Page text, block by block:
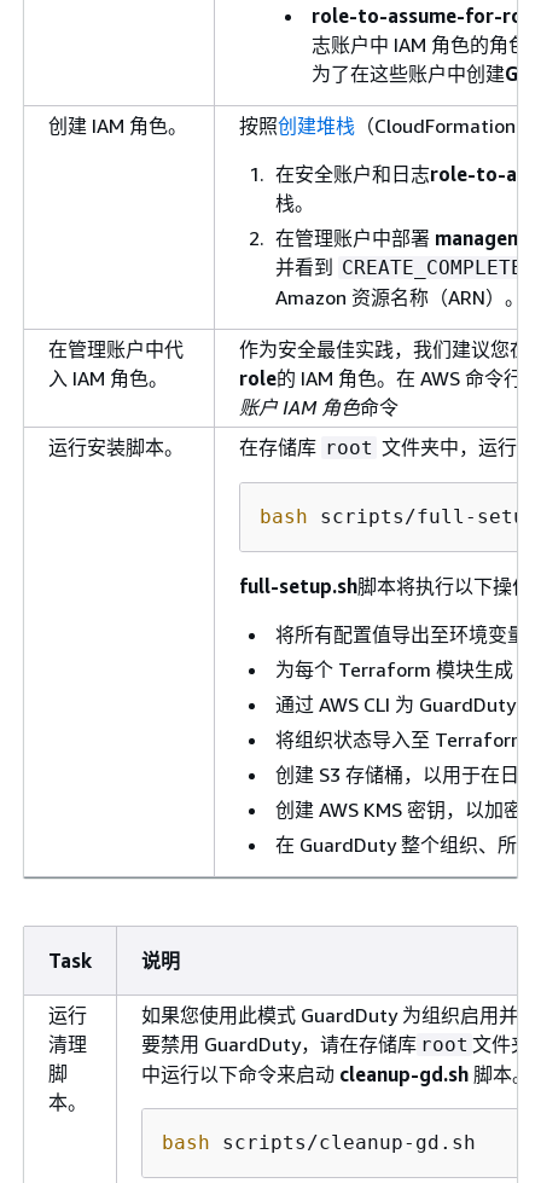
role-to-assume-for-
志账户中 IAM 角色的角
为了在这些账户中创建
创建 IAM 角色。 按照创建堆栈 （CloudFormation
在安全账户和日志role-to-
栈。
在管理账户中部署
并看到
CREATE_COMPLETE
Amazon 资源名称（ARN）。
在管理账户中代
入 IAM 角色。
作为安全最佳实践，我们建议您在
role的 IAM 角色。在 AWS 命令行
账户 IAM 角色命令
运行安装脚本。
在存储库 root 文件夹中，运行
bash scripts/full-
full-setup.sh脚本将执行以下操作
将所有配置值导出至环境变量
为每个 Terraform 模块生成
通过 AWS CLI 为 GuardDuty
将组织状态导入至 Terraform
创建 S3 存储桶，以用于在日
创建 AWS KMS 密钥，以加密
在 GuardDuty 整个组织、所
Task 说明
运行
清理
脚
本。
如果您使用此模式 GuardDuty 为组织启用并想
要禁用 GuardDuty，请在存储库 root 文件夹
中运行以下命令来启动 cleanup-gd.sh 脚本。
bash scripts/cleanup-gd.sh